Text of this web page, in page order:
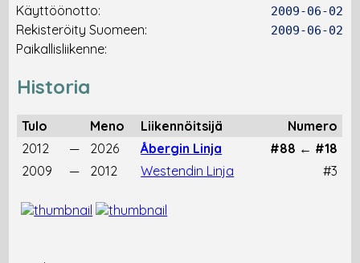
Käyttöönotto:
2009-06-02
Rekisteröity Suomeen: 2009-06-02
Paikallisliikenne:
Historia
Tulo Meno Liikennöitsijä
Numero
2012
— 2026 Åbergin Linja
#88 ← #18
2009
— 2012 Westendin Linja #3